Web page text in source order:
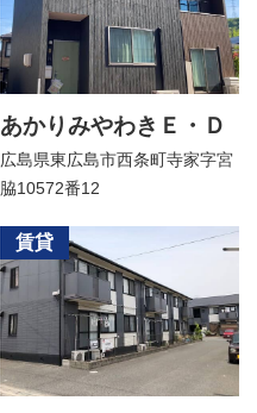
あかりみやわきＥ・Ｄ
広島県東広島市西条町寺家字宮
脇10572番12
賃貸